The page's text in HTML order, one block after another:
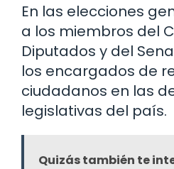
En las elecciones
a los miembros del
Diputados y del
los encargados de
ciudadanos en las
legislativas del país.
Quizás también te